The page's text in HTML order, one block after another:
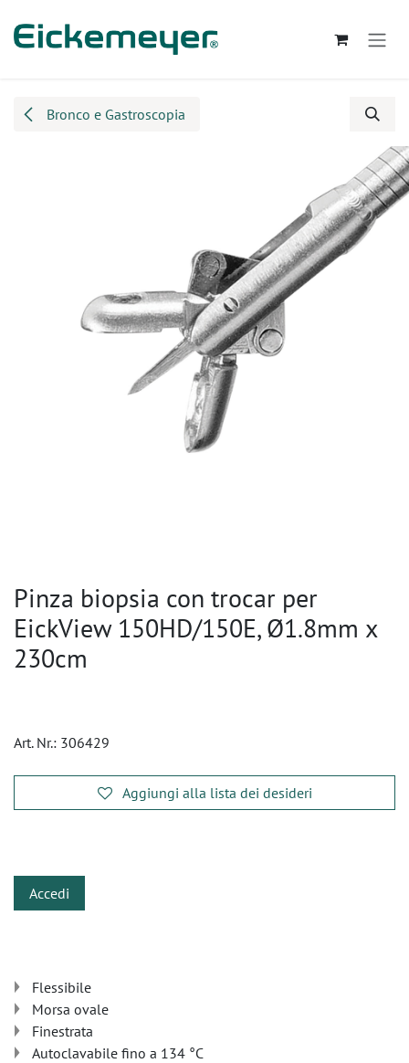
Bronco e Gastroscopia
Pinza biopsia con trocar per
EickView 150HD/150E, Ø1.8mm x
230cm
Art. Nr.: 306429
Aggiungi alla lista dei desideri
Accedi
Flessibile
Morsa ovale
Finestrata
Autoclavabile fino a 134 °C